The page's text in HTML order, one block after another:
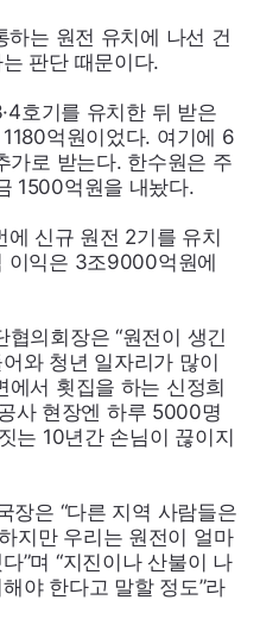
하는 원전 유치에 나선 건
판단 때문이다.
호기를 유치한 뒤 받은
억원이었다. 여기에 6
가로 받는다. 한수원은 주
1500억원을 내놨다.
에 신규 원전 2기를 유치
이익은 3조9000억원에
의회장은 “원전이 생긴
와 청년 일자리가 많이
에서 횟집을 하는 신정희
사 현장엔 하루 5000명
는 10년간 손님이 끊이지
장은 “다른 지역 사람들은
지만 우리는 원전이 얼마
”며 “지진이나 산불이 나
야 한다고 말할 정도”라